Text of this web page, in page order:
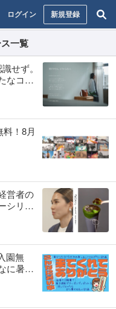
ログイン 新規登録
一覧
せず。
なコミ
！8月
営者の
シリー
和クレ
の余
園無
に暑い
スタ